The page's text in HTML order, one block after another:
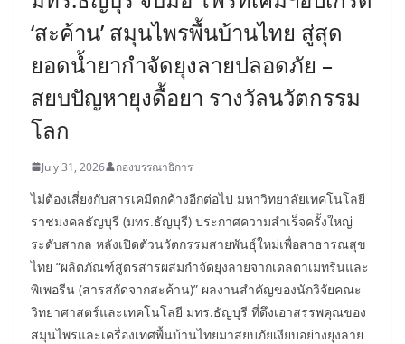
‘สะค้าน’ สมุนไพรพื้นบ้านไทย สู่สุด
ยอดน้ำยากำจัดยุงลายปลอดภัย –
สยบปัญหายุงดื้อยา รางวัลนวัตกรรม
โลก
July 31, 2026 กองบรรณาธิการ
ไม่ต้องเสี่ยงกับสารเคมีตกค้างอีกต่อไป มหาวิทยาลัยเทคโนโลยี
ราชมงคลธัญบุรี (มทร.ธัญบุรี) ประกาศความสำเร็จครั้งใหญ่
ระดับสากล หลังเปิดตัวนวัตกรรมสายพันธุ์ใหม่เพื่อสาธารณสุข
ไทย “ผลิตภัณฑ์สูตรสารผสมกำจัดยุงลายจากเดลตาเมทรินและ
พิเพอรีน (สารสกัดจากสะค้าน)” ผลงานสำคัญของนักวิจัยคณะ
วิทยาศาสตร์และเทคโนโลยี มทร.ธัญบุรี ที่ดึงเอาสรรพคุณของ
สมุนไพรและเครื่องเทศพื้นบ้านไทยมาสยบภัยเงียบอย่างยุงลาย